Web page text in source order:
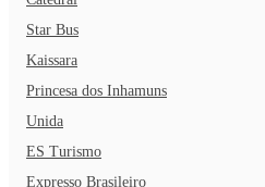
Star Bus
Kaissara
Princesa dos Inhamuns
Unida
ES Turismo
Expresso Brasileiro